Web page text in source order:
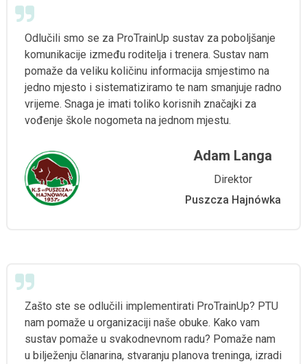
Odlučili smo se za ProTrainUp sustav za poboljšanje
komunikacije između roditelja i trenera. Sustav nam
pomaže da veliku količinu informacija smjestimo na
jedno mjesto i sistematiziramo te nam smanjuje radno
vrijeme. Snaga je imati toliko korisnih značajki za
vođenje škole nogometa na jednom mjestu.
Adam Langa
Direktor
Puszcza Hajnówka
Zašto ste se odlučili implementirati ProTrainUp? PTU
nam pomaže u organizaciji naše obuke. Kako vam
sustav pomaže u svakodnevnom radu? Pomaže nam
u bilježenju članarina, stvaranju planova treninga, izradi